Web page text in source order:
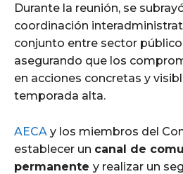
Durante la reunión, se
coordinación
conjunto entre sector
asegurando que los
en acciones concretas y
temporada alta.
AECA y los miembros del
establecer un canal de
permanente y realizar un